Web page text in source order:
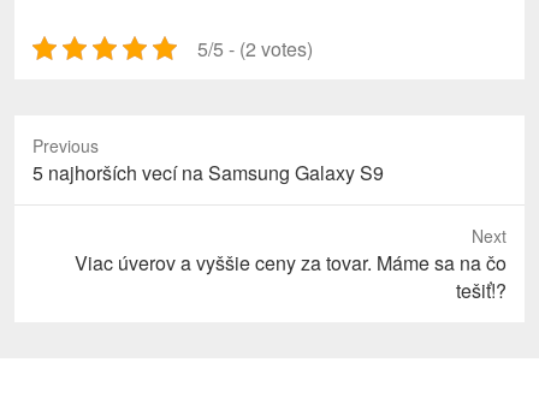
5/5 - (2 votes)
Previous
Previous
post:
5 najhorších vecí na Samsung Galaxy S9
Next
Viac úverov a vyššie ceny za tovar. Máme sa na čo
tešiť!?